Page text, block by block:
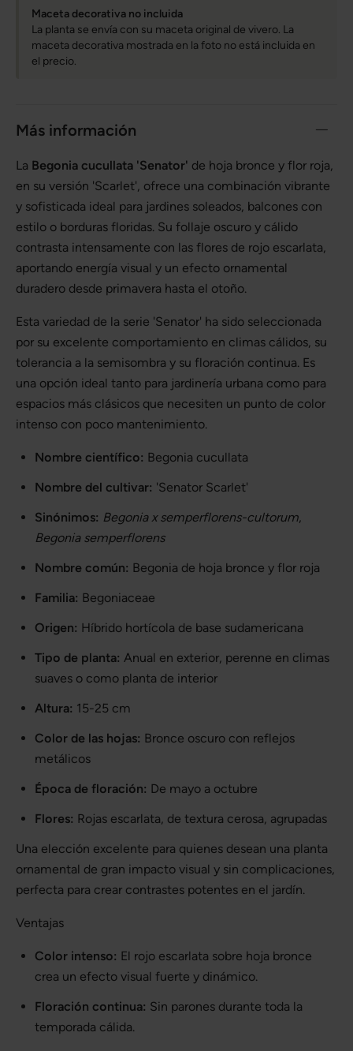
Maceta decorativa no incluida
La planta se envía con su maceta original de vivero. La
maceta decorativa mostrada en la foto no está incluida en
el precio.
Más información
La Begonia cucullata 'Senator' de hoja bronce y flor roja,
en su versión 'Scarlet', ofrece una combinación vibrante
y sofisticada ideal para jardines soleados, balcones con
estilo o borduras floridas. Su follaje oscuro y cálido
contrasta intensamente con las flores de rojo escarlata,
aportando energía visual y un efecto ornamental
duradero desde primavera hasta el otoño.
Esta variedad de la serie 'Senator' ha sido seleccionada
por su excelente comportamiento en climas cálidos, su
tolerancia a la semisombra y su floración continua. Es
una opción ideal tanto para jardinería urbana como para
espacios más clásicos que necesiten un punto de color
intenso con poco mantenimiento.
Nombre científico: Begonia cucullata
Nombre del cultivar: 'Senator Scarlet'
Sinónimos: Begonia x semperflorens-cultorum,
Begonia semperflorens
Nombre común: Begonia de hoja bronce y flor roja
Familia: Begoniaceae
Origen: Híbrido hortícola de base sudamericana
Tipo de planta: Anual en exterior, perenne en climas
suaves o como planta de interior
Altura: 15-25 cm
Color de las hojas: Bronce oscuro con reflejos
metálicos
Época de floración: De mayo a octubre
Flores: Rojas escarlata, de textura cerosa, agrupadas
Una elección excelente para quienes desean una planta
ornamental de gran impacto visual y sin complicaciones,
perfecta para crear contrastes potentes en el jardín.
Ventajas
Color intenso: El rojo escarlata sobre hoja bronce
crea un efecto visual fuerte y dinámico.
Floración continua: Sin parones durante toda la
temporada cálida.